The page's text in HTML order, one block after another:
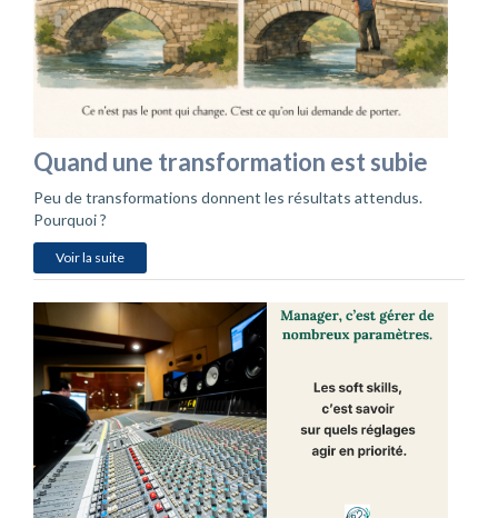
Quand une transformation est subie
Peu de transformations donnent les résultats attendus.
Pourquoi ?
Voir la suite